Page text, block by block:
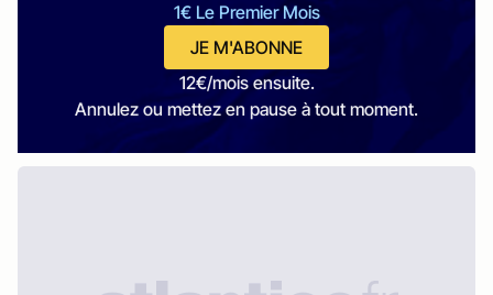
1€ Le Premier Mois
JE M'ABONNE
12€/mois ensuite.
Annulez ou mettez en pause à tout moment.